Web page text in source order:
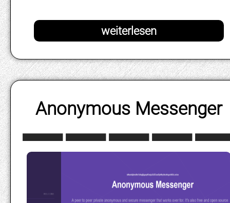
Anonymous Messenger